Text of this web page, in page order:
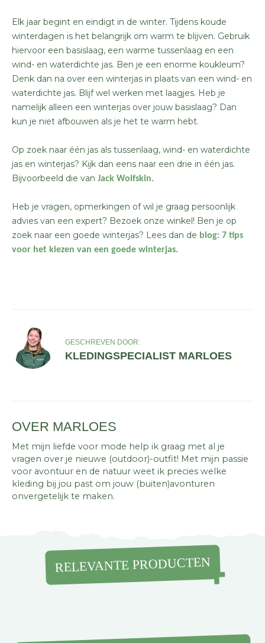
Elk jaar begint en eindigt in de winter. Tijdens koude
winterdagen is het belangrijk om warm te blijven. Gebruik
hiervoor een basislaag, een warme tussenlaag en een
wind- en waterdichte jas. Ben je een enorme koukleum?
Denk dan na over een winterjas in plaats van een wind- en
waterdichte jas. Blijf wel werken met laagjes. Heb je
namelijk alleen een winterjas over jouw basislaag? Dan
kun je niet afbouwen als je het te warm hebt.
Op zoek naar één jas als tussenlaag, wind- en waterdichte
jas en winterjas? Kijk dan eens naar een drie in één jas.
Bijvoorbeeld die van Jack Wolfskin.
Heb je vragen, opmerkingen of wil je graag persoonlijk
advies van een expert? Bezoek onze winkel! Ben je op
zoek naar een goede winterjas? Lees dan de blog: 7 tips
voor het kiezen van een goede winterjas.
GESCHREVEN DOOR:
KLEDINGSPECIALIST MARLOES
OVER MARLOES
Met mijn liefde voor mode help ik graag met al je
vragen over je nieuwe (outdoor)-outfit! Met mijn passie
voor avontuur en de natuur weet ik precies welke
kleding bij jou past om jouw (buiten)avonturen
onvergetelijk te maken.
RELEVANTE PRODUCTEN